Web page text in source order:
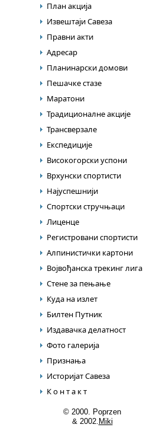
План акција
Извештаји Савеза
Правни акти
Адресар
Планинарски домови
Пешачке стазе
Маратони
Традиционалне акције
Трансверзале
Експедиције
Високогорски успони
Врхунски спортисти
Најуспешнији
Спортски стручњаци
Лиценце
Регистровани спортисти
Алпинистички картони
Војвођанска трекинг лига
Стене за пењање
Куда на излет
Билтен Путник
Издавачка делатност
Фото галерија
Признања
Историјат Савеза
К о н т а к т
© 2000. Poprzen
& 2002. Miki